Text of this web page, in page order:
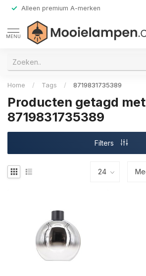
Alleen premium A-merken
MENU
Home / Tags / 8719831735389
Producten getagd met
8719831735389
Filters